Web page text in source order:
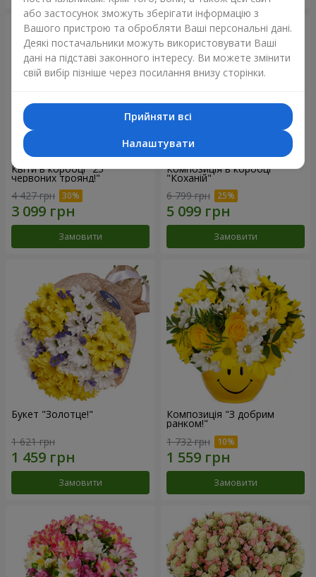
Квіти в коробці "25
червоних троянд!"
4 427 грн
Замовити
Композиція в коробці
"Коханій"
6 799 грн
Замовити
Букет "Золотце!"
1 621 грн
Замовити
Композиція "З добрим
ранком!"
1 732 грн
Замовити
або застосунок зможуть зберігати інформацію з
Вашого пристрою та обробляти Ваші персональні дані.
Деякі постачальники можуть використовувати Ваші
дані на підставі законного інтересу. Ви можете змінити
свій вибір пізніше через посилання внизу сторінки.
Прийняти всі
Налаштувати